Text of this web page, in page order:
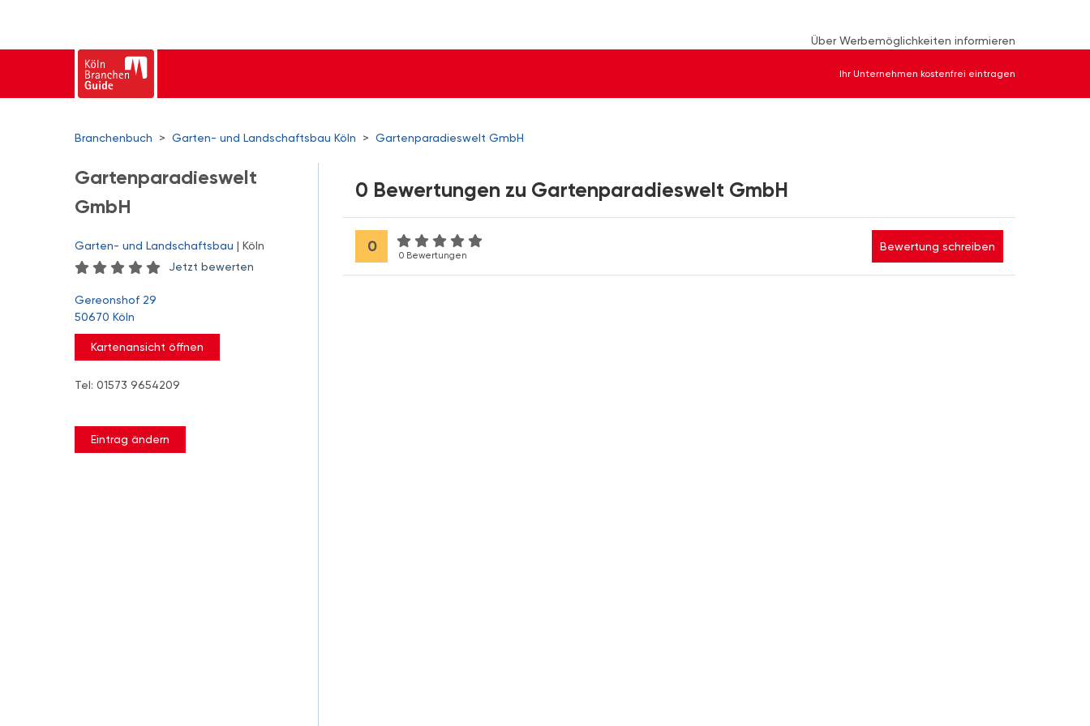
Über Werbemöglichkeiten informieren
Ihr Unternehmen kostenfrei eintragen
Branchenbuch > Garten- und Landschaftsbau Köln > Gartenparadieswelt GmbH
Gartenparadieswelt
GmbH
Garten- und Landschaftsbau | Köln
Jetzt bewerten
Gereonshof 29
50670 Köln
Kartenansicht öffnen
Tel: 01573 9654209
Eintrag ändern
0 Bewertungen zu Gartenparadieswelt GmbH
0
0 Bewertungen
Bewertung schreiben